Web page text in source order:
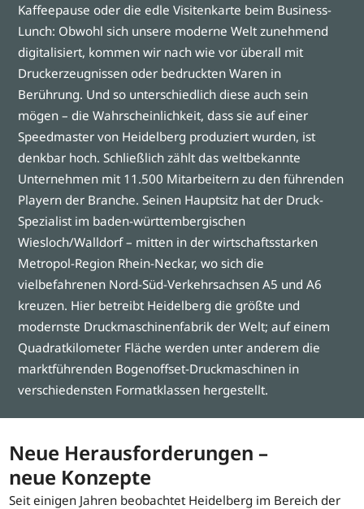
Kaffeepause oder die edle Visitenkarte beim Business-
Lunch: Obwohl sich unsere moderne Welt zunehmend
digitalisiert, kommen wir nach wie vor überall mit
Druckerzeugnissen oder bedruckten Waren in
Berührung. Und so unterschiedlich diese auch sein
mögen – die Wahrscheinlichkeit, dass sie auf einer
Speedmaster von Heidelberg produziert wurden, ist
denkbar hoch. Schließlich zählt das weltbekannte
Unternehmen mit 11.500 Mitarbeitern zu den führenden
Playern der Branche. Seinen Hauptsitz hat der Druck-
Spezialist im baden-württembergischen
Wiesloch/Walldorf – mitten in der wirtschaftsstarken
Metropol-Region Rhein-Neckar, wo sich die
vielbefahrenen Nord-Süd-Verkehrsachsen A5 und A6
kreuzen. Hier betreibt Heidelberg die größte und
modernste Druckmaschinenfabrik der Welt; auf einem
Quadratkilometer Fläche werden unter anderem die
marktführenden Bogenoffset-Druckmaschinen in
verschiedensten Formatklassen hergestellt.
Neue Herausforderungen –
neue Konzepte
Seit einigen Jahren beobachtet Heidelberg im Bereich der